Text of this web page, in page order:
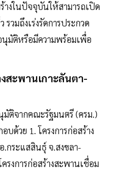
างในปัจจุบันให้สามารถเปิด
วมถึงเร่งรัดการประกวด
นุมัติหรือมีความพร้อมเพื่อ
สะพานเกาะลันตา-
มัติจากคณะรัฐมนตรี (ครม.)
บด้วย 1. โครงการก่อสร้าง
.กระแสสินธุ์ จ.สงขลา-
รงการก่อสร้างสะพานเชื่อม